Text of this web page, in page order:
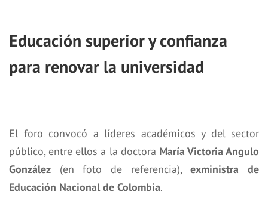
Educación superior y confianza
para renovar la universidad
El foro convocó a líderes académicos y del sector
público, entre ellos a la doctora María Victoria Angulo
González (en foto de referencia),exministra de
Educación Nacional de Colombia.